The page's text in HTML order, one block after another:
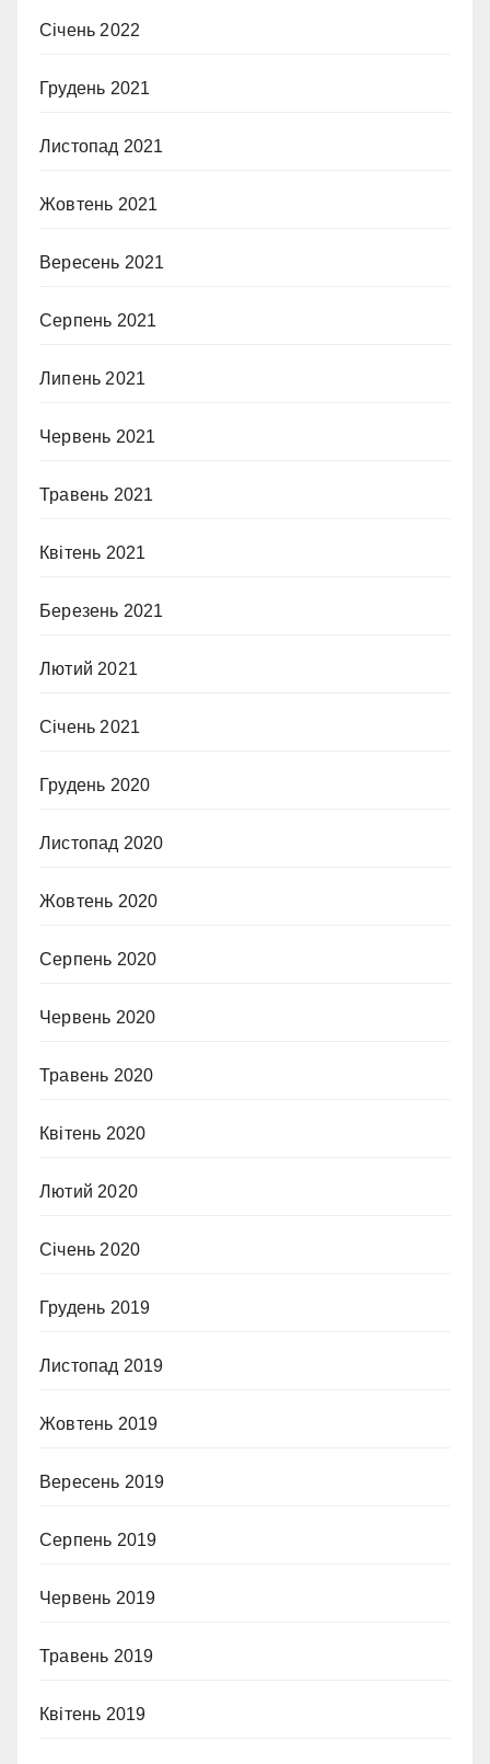
Січень 2022
Грудень 2021
Листопад 2021
Жовтень 2021
Вересень 2021
Серпень 2021
Липень 2021
Червень 2021
Травень 2021
Квітень 2021
Березень 2021
Лютий 2021
Січень 2021
Грудень 2020
Листопад 2020
Жовтень 2020
Серпень 2020
Червень 2020
Травень 2020
Квітень 2020
Лютий 2020
Січень 2020
Грудень 2019
Листопад 2019
Жовтень 2019
Вересень 2019
Серпень 2019
Червень 2019
Травень 2019
Квітень 2019